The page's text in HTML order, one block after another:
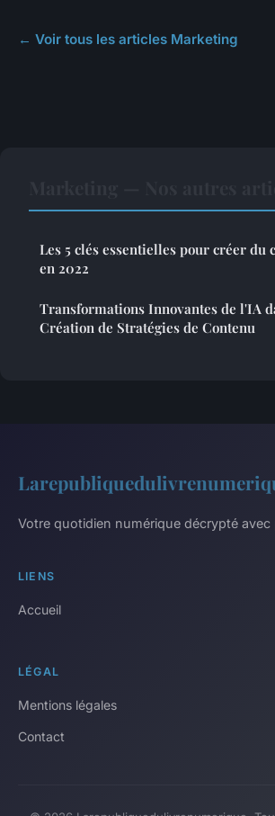
← Voir tous les articles Marketing
Les 5 clés essentielles pour créer du
en 2022
Transformations Innovantes de l'IA
Création de Stratégies de Contenu
Votre quotidien numérique décrypté avec
LIENS
Accueil
LÉGAL
Mentions légales
Contact